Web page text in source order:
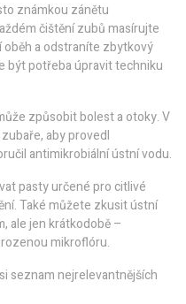
známkou zánětu
čištění zubů masírujte
a odstraníte zbytkový
být potřeba úpravit techniku
způsobit bolest a otoky. V
aby provedl
antimikrobiální ústní vodu.
pasty určené pro citlivé
Také můžete zkusit ústní
ale jen krátkodobě –
mikroflóru.
seznam nejrelevantnějších